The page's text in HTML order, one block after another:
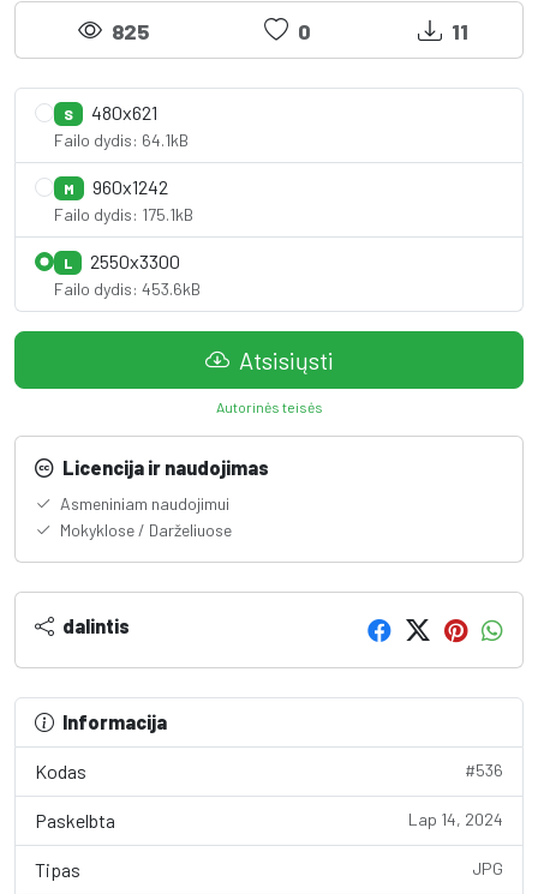
825 0 11
S 480x621
Failo dydis: 64.1kB
M 960x1242
Failo dydis: 175.1kB
L 2550x3300
Failo dydis: 453.6kB
Atsisiųsti
Autorinės teisės
Licencija ir naudojimas
Asmeniniam naudojimui
Mokyklose / Darželiuose
dalintis
Informacija
Kodas #536
Paskelbta Lap 14, 2024
Tipas JPG